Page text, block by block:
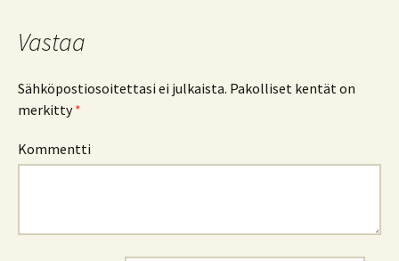
Vastaa
Sähköpostiosoitettasi ei julkaista. Pakolliset kentät on
merkitty*
Kommentti